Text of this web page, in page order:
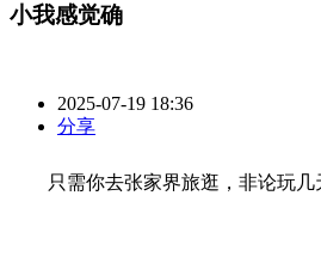
小我感觉确
2025-07-19 18:36
分享
只需你去张家界旅逛，非论玩几